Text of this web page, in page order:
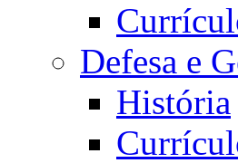
Defesa e
História